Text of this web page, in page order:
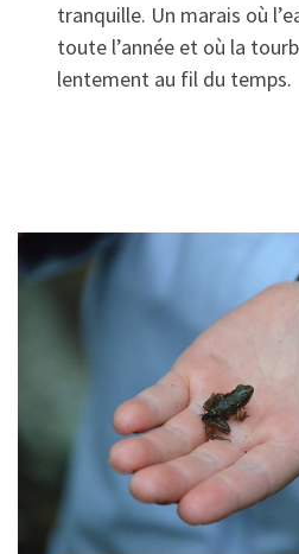
tranquille. Un marais où
toute l’année et où la
lentement au fil du temps.